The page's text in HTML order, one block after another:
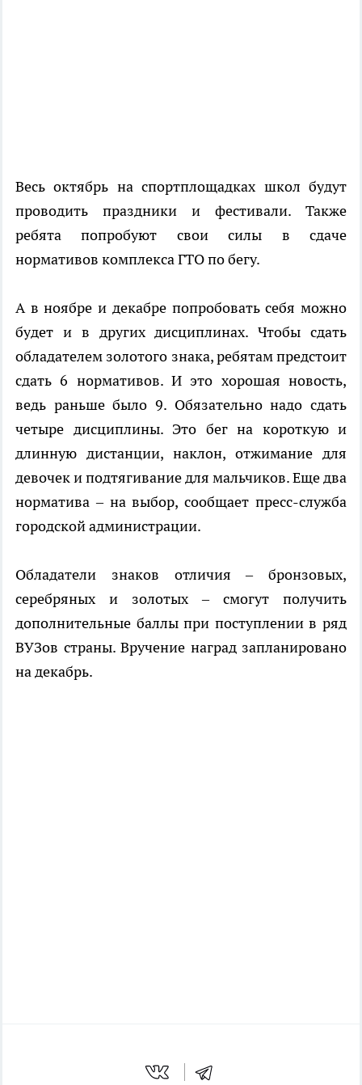
Весь октябрь на спортплощадках школ будут
проводить праздники и фестивали. Также
ребята попробуют свои силы в сдаче
нормативов комплекса ГТО по бегу.
А в ноябре и декабре попробовать себя можно
будет и в других дисциплинах. Чтобы сдать
обладателем золотого знака, ребятам предстоит
сдать 6 нормативов. И это хорошая новость,
ведь раньше было 9. Обязательно надо сдать
четыре дисциплины. Это бег на короткую и
длинную дистанции, наклон, отжимание для
девочек и подтягивание для мальчиков. Еще два
норматива – на выбор, сообщает пресс-служба
городской администрации.
Обладатели знаков отличия – бронзовых,
серебряных и золотых – смогут получить
дополнительные баллы при поступлении в ряд
ВУЗов страны. Вручение наград запланировано
на декабрь.